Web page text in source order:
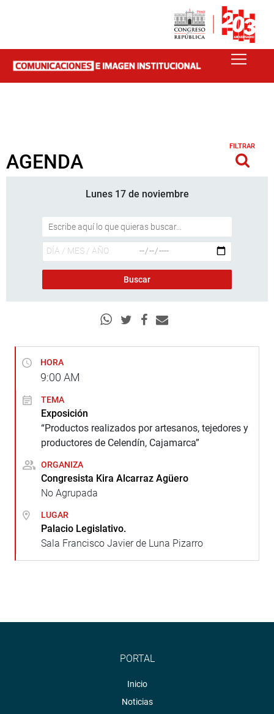
AGENDA
FILTRAR
Lunes 17 de noviembre
HORA
9:00 AM
TEMA
Exposición
“Productos realizados por artesanos, tejedores y
productores de Celendín, Cajamarca”
ORGANIZA
Congresista Kira Alcarraz Agüero
No Agrupada
LUGAR
Palacio Legislativo.
Sala Francisco Javier de Luna Pizarro
PORTAL
Inicio
Noticias